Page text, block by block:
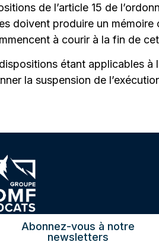
de l’article 15 de
doivent produire un
à courir à la fin de
étant applicables à
la suspension de
Abonnez-vous à notre
newsletters